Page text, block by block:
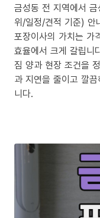
금성동 전 지역에서
위/일정/견적 기준) 안
포장이사의 가치는 가
효율에서 크게 갈립니
짐 양과 현장 조건을
과 지연을 줄이고 깔
니다.